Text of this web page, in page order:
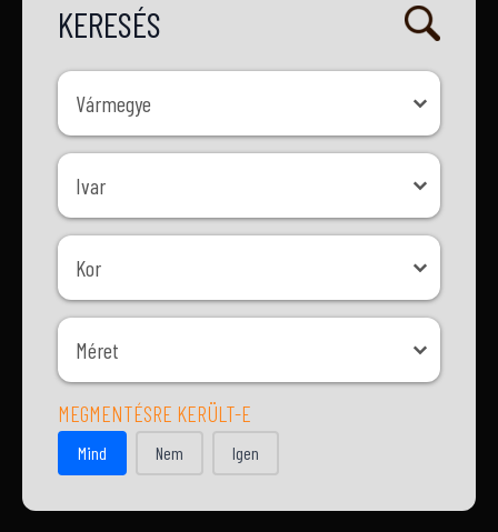
KERESÉS
Vármegye
Vármegye
Ivar
Ivar
Kor
Kor
Méret
Méret
MEGMENTÉSRE KERÜLT-E
MEGMENTÉSRE KERÜLT-E
Mind Nem Igen